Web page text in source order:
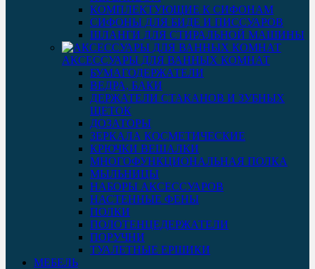
КОМПЛЕКТУЮЩИЕ К СИФОНАМ
СИФОНЫ ДЛЯ БИДЕ И ПИССУАРОВ
ШЛАНГИ ДЛЯ СТИРАЛЬНОЙ МАШИНЫ
АКСЕССУАРЫ ДЛЯ ВАННЫХ КОМНАТ
БУМАГОДЕРЖАТЕЛИ
ВЕДРА, БАКИ
ДЕРЖАТЕЛИ СТАКАНОВ И ЗУБНЫХ
ЩЕТОК
ДОЗАТОРЫ
ЗЕРКАЛА КОСМЕТИЧЕСКИЕ
КРЮЧКИ ВЕШАЛКИ
МНОГОФУНКЦИОНАЛЬНАЯ ПОЛКА
МЫЛЬНИЦЫ
НАБОРЫ АКСЕССУАРОВ
НАСТЕННЫЕ ФЕНЫ
ПОЛКИ
ПОЛОТЕНЦЕДЕРЖАТЕЛИ
ПОРУЧНИ
ТУАЛЕТНЫЕ ЕРШИКИ
МЕБЕЛЬ